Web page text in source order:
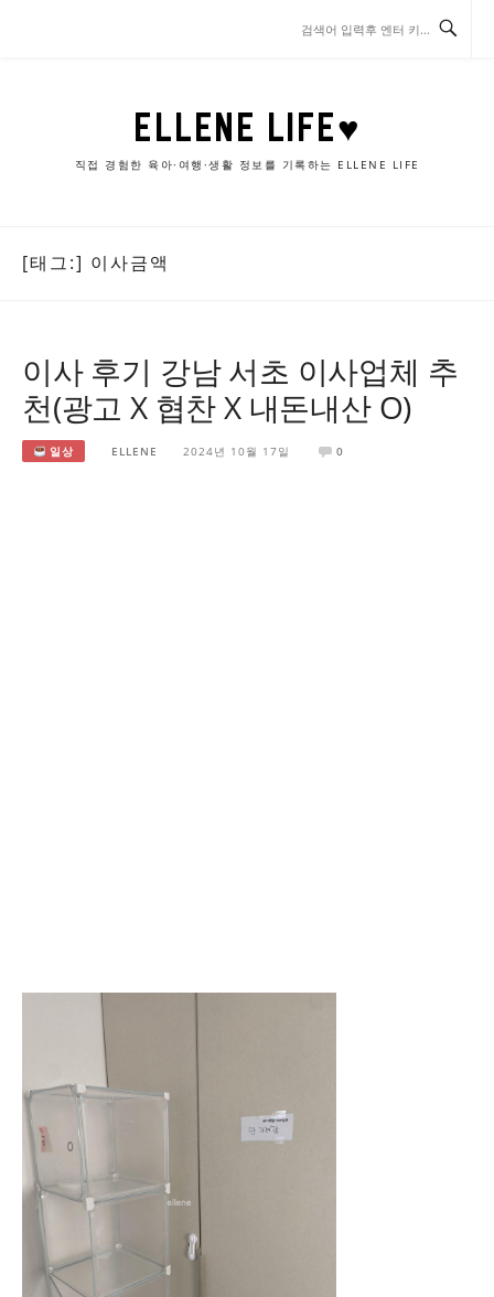
ELLENE LIFE♥
직접 경험한 육아·여행·생활 정보를 기록하는 ELLENE LIFE
[태그:] 이사금액
이사 후기 강남 서초 이사업체 추
천(광고 X 협찬 X 내돈내산 O)
일상 ELLENE 2024년 10월 17일 0